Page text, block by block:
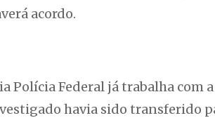
acordo.
Polícia Federal já trabalha com
havia sido transferido